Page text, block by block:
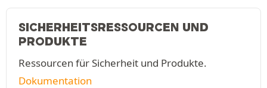
SICHERHEITSRESSOURCEN UND
PRODUKTE
Ressourcen für Sicherheit und Produkte.
Dokumentation